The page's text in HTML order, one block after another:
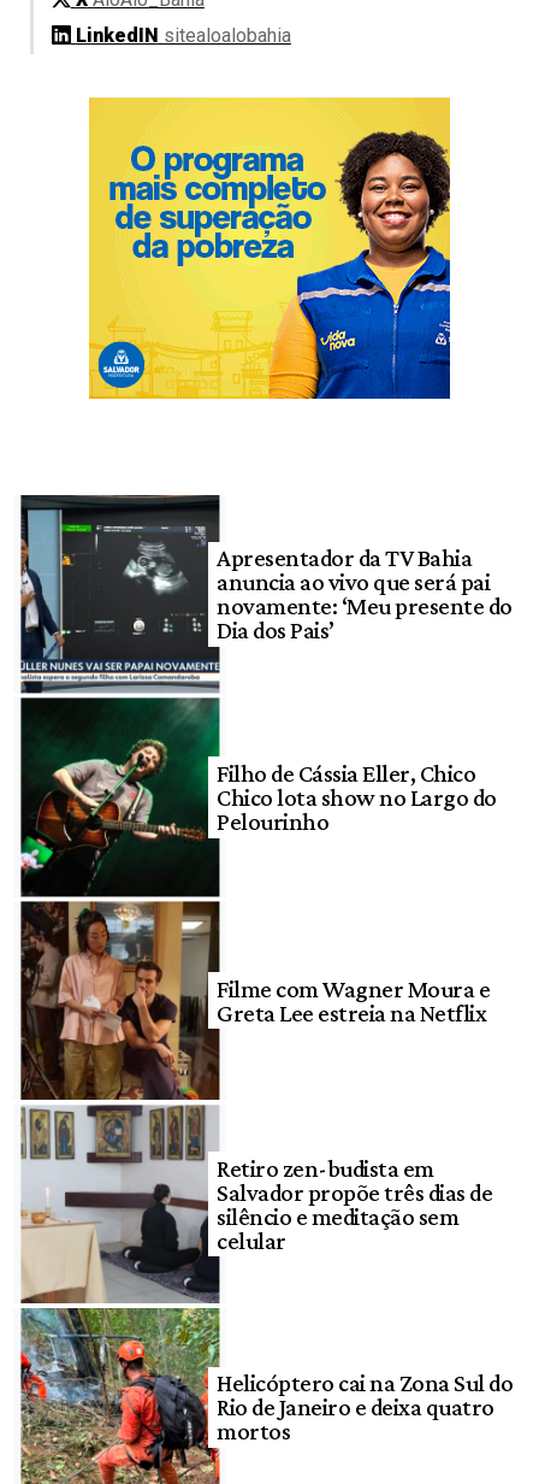
LinkedIN sitealoalobahia
Apresentador da TV Bahia
anuncia ao vivo que será pai
novamente: ‘Meu presente do
Dia dos Pais’
Filho de Cássia Eller, Chico
Chico lota show no Largo do
Pelourinho
Filme com Wagner Moura e
Greta Lee estreia na Netflix
Retiro zen-budista em
Salvador propõe três dias de
silêncio e meditação sem
celular
Helicóptero cai na Zona Sul do
Rio de Janeiro e deixa quatro
mortos